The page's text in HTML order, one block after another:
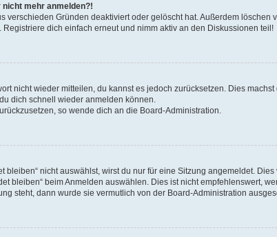
mehr anmelden?!
verschieden Gründen deaktiviert oder gelöscht hat. Außerdem
dich einfach erneut und nimm aktiv an den Diskussionen teil!
nicht wieder mitteilen, du kannst es jedoch zurücksetzen. Dies
dich schnell wieder anmelden können.
so wende dich an die Board-Administration.
bleiben“ nicht auswählst, wirst du nur für eine Sitzung angemeldet.
bleiben“ beim Anmelden auswählen. Dies ist nicht empfehlenswert,
steht, dann wurde sie vermutlich von der Board-Administration